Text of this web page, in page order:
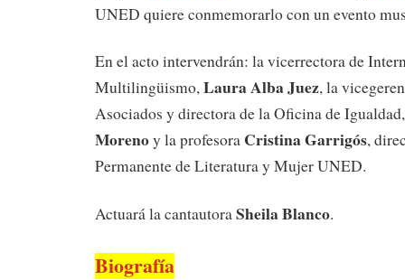
UNED quiere conmemorarlo con un evento
En el acto intervendrán: la vicerrectora de
Multilingüismo,Laura Alba Juez, la
Asociados y directora de la Oficina de
Morenoy la profesora Cristina Garrigós,
Permanente de Literatura y Mujer UNED.
Actuará la cantautoraSheila Blanco.
Biografía